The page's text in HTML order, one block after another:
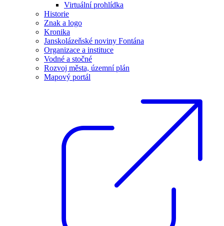
Virtuální prohlídka
Historie
Znak a logo
Kronika
Janskolázeňské noviny Fontána
Organizace a instituce
Vodné a stočné
Rozvoj města, územní plán
Mapový portál